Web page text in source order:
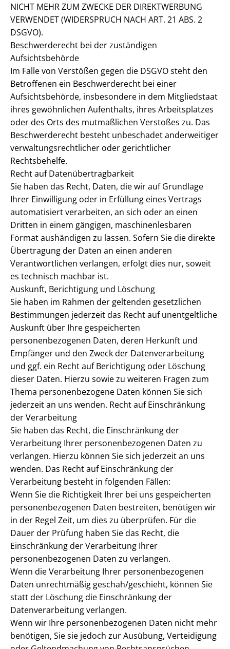
NICHT MEHR ZUM ZWECKE DER DIREKTWERBUNG
VERWENDET (WIDERSPRUCH NACH ART. 21 ABS. 2
DSGVO).
Beschwerderecht bei der zuständigen
Aufsichtsbehörde
Im Falle von Verstößen gegen die DSGVO steht den
Betroffenen ein Beschwerderecht bei einer
Aufsichtsbehörde, insbesondere in dem Mitgliedstaat
ihres gewöhnlichen Aufenthalts, ihres Arbeitsplatzes
oder des Orts des mutmaßlichen Verstoßes zu. Das
Beschwerderecht besteht unbeschadet anderweitiger
verwaltungsrechtlicher oder gerichtlicher
Rechtsbehelfe.
Recht auf Datenübertragbarkeit
Sie haben das Recht, Daten, die wir auf Grundlage
Ihrer Einwilligung oder in Erfüllung eines Vertrags
automatisiert verarbeiten, an sich oder an einen
Dritten in einem gängigen, maschinenlesbaren
Format aushändigen zu lassen. Sofern Sie die direkte
Übertragung der Daten an einen anderen
Verantwortlichen verlangen, erfolgt dies nur, soweit
es technisch machbar ist.
Auskunft, Berichtigung und Löschung
Sie haben im Rahmen der geltenden gesetzlichen
Bestimmungen jederzeit das Recht auf unentgeltliche
Auskunft über Ihre gespeicherten
personenbezogenen Daten, deren Herkunft und
Empfänger und den Zweck der Datenverarbeitung
und ggf. ein Recht auf Berichtigung oder Löschung
dieser Daten. Hierzu sowie zu weiteren Fragen zum
Thema personenbezogene Daten können Sie sich
jederzeit an uns wenden. Recht auf Einschränkung
der Verarbeitung
Sie haben das Recht, die Einschränkung der
Verarbeitung Ihrer personenbezogenen Daten zu
verlangen. Hierzu können Sie sich jederzeit an uns
wenden. Das Recht auf Einschränkung der
Verarbeitung besteht in folgenden Fällen:
Wenn Sie die Richtigkeit Ihrer bei uns gespeicherten
personenbezogenen Daten bestreiten, benötigen wir
in der Regel Zeit, um dies zu überprüfen. Für die
Dauer der Prüfung haben Sie das Recht, die
Einschränkung der Verarbeitung Ihrer
personenbezogenen Daten zu verlangen.
Wenn die Verarbeitung Ihrer personenbezogenen
Daten unrechtmäßig geschah/geschieht, können Sie
statt der Löschung die Einschränkung der
Datenverarbeitung verlangen.
Wenn wir Ihre personenbezogenen Daten nicht mehr
benötigen, Sie sie jedoch zur Ausübung, Verteidigung